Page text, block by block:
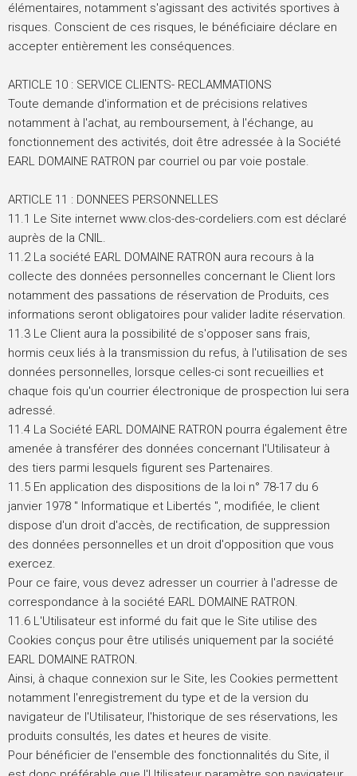
élémentaires, notamment s'agissant des activités sportives à
risques. Conscient de ces risques, le bénéficiaire déclare en
accepter entièrement les conséquences.
ARTICLE 10 : SERVICE CLIENTS- RECLAMMATIONS
Toute demande d'information et de précisions relatives
notamment à l'achat, au remboursement, à l'échange, au
fonctionnement des activités, doit être adressée à la Société
EARL DOMAINE RATRON par courriel ou par voie postale.
ARTICLE 11 : DONNEES PERSONNELLES
11.1 Le Site internet www.clos-des-cordeliers.com est déclaré
auprès de la CNIL.
11.2 La société EARL DOMAINE RATRON aura recours à la
collecte des données personnelles concernant le Client lors
notamment des passations de réservation de Produits, ces
informations seront obligatoires pour valider ladite réservation.
11.3 Le Client aura la possibilité de s'opposer sans frais,
hormis ceux liés à la transmission du refus, à l'utilisation de ses
données personnelles, lorsque celles-ci sont recueillies et
chaque fois qu'un courrier électronique de prospection lui sera
adressé.
11.4 La Société EARL DOMAINE RATRON pourra également être
amenée à transférer des données concernant l'Utilisateur à
des tiers parmi lesquels figurent ses Partenaires.
11.5 En application des dispositions de la loi n° 78-17 du 6
janvier 1978 " Informatique et Libertés ", modifiée, le client
dispose d'un droit d'accès, de rectification, de suppression
des données personnelles et un droit d'opposition que vous
exercez.
Pour ce faire, vous devez adresser un courrier à l'adresse de
correspondance à la société EARL DOMAINE RATRON.
11.6 L'Utilisateur est informé du fait que le Site utilise des
Cookies conçus pour être utilisés uniquement par la société
EARL DOMAINE RATRON.
Ainsi, à chaque connexion sur le Site, les Cookies permettent
notamment l'enregistrement du type et de la version du
navigateur de l'Utilisateur, l'historique de ses réservations, les
produits consultés, les dates et heures de visite.
Pour bénéficier de l'ensemble des fonctionnalités du Site, il